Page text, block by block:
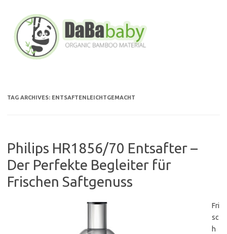
content
TAG ARCHIVES: ENTSAFTENLEICHTGEMACHT
Philips HR1856/70 Entsafter –
Der Perfekte Begleiter für
Frischen Saftgenuss
Fri
sc
h